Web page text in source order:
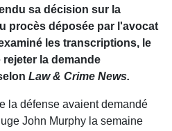
sa décision sur la
procès déposée par l'avocat
les transcriptions, le
la demande
Law & Crime News.
la défense avaient demandé
John Murphy la semaine